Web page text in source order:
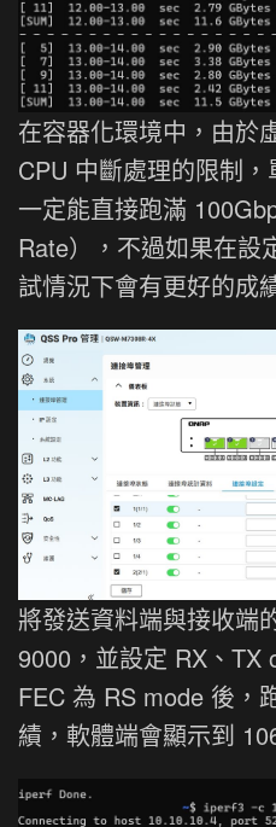
在容器化環境中，由於
CPU 中斷處理的限制
一定能直接跑滿
Rate），不過如果在設
試情況下會有更好的成
將發送資料端與接收端
9000，並設定 RX、TX
FEC 為 RS mode 後，
績，軟體端會顯示到